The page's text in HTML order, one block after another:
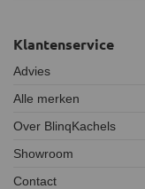
Klantenservice
Advies
Alle merken
Over BlinqKachels
Showroom
Contact